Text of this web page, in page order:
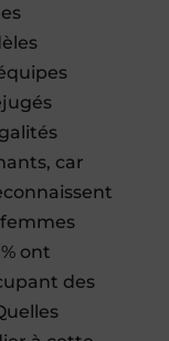
car
femmes
ont
des